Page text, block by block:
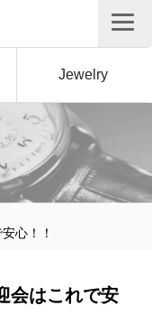
Jewelry
心！！
会はこれで安